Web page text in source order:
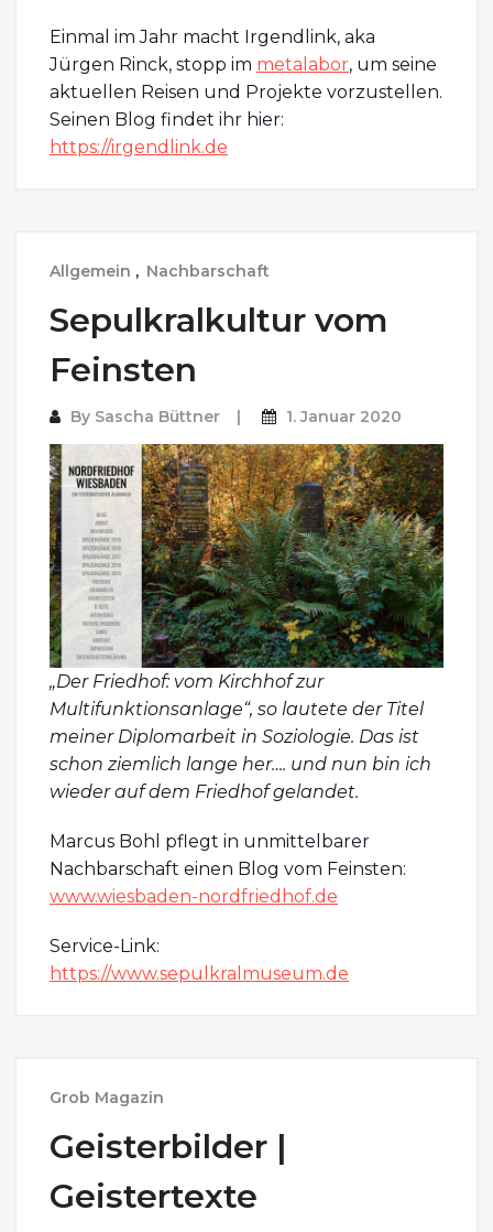
Einmal im Jahr macht Irgendlink, aka
Jürgen Rinck, stopp im metalabor, um seine
aktuellen Reisen und Projekte vorzustellen.
Seinen Blog findet ihr hier:
https://irgendlink.de
Allgemein , Nachbarschaft
Sepulkralkultur vom
Feinsten
By Sascha Büttner 1. Januar 2020
„Der Friedhof: vom Kirchhof zur
Multifunktionsanlage“, so lautete der Titel
meiner Diplomarbeit in Soziologie. Das ist
schon ziemlich lange her…. und nun bin ich
wieder auf dem Friedhof gelandet.
Marcus Bohl pflegt in unmittelbarer
Nachbarschaft einen Blog vom Feinsten:
www.wiesbaden-nordfriedhof.de
Service-Link:
https://www.sepulkralmuseum.de
Grob Magazin
Geisterbilder |
Geistertexte